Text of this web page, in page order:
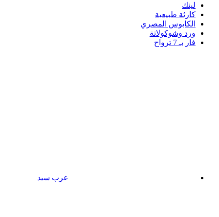
لينك
كارثة طبيعية
الكابوس المصري
ورد وشوكولاتة
فار بـ 7 ترواح
عرب سيد